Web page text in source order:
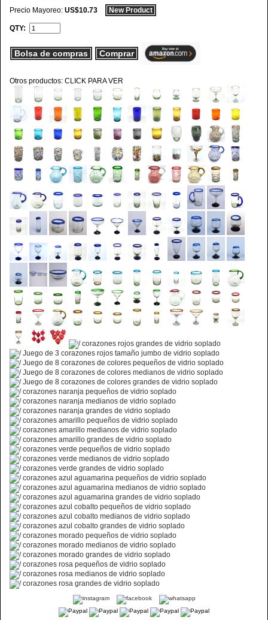
Precio Mayoreo: US$10.73 New Product
QTY:
Bolsa de compras Comprar
Otros productos: CLICK PARA VER